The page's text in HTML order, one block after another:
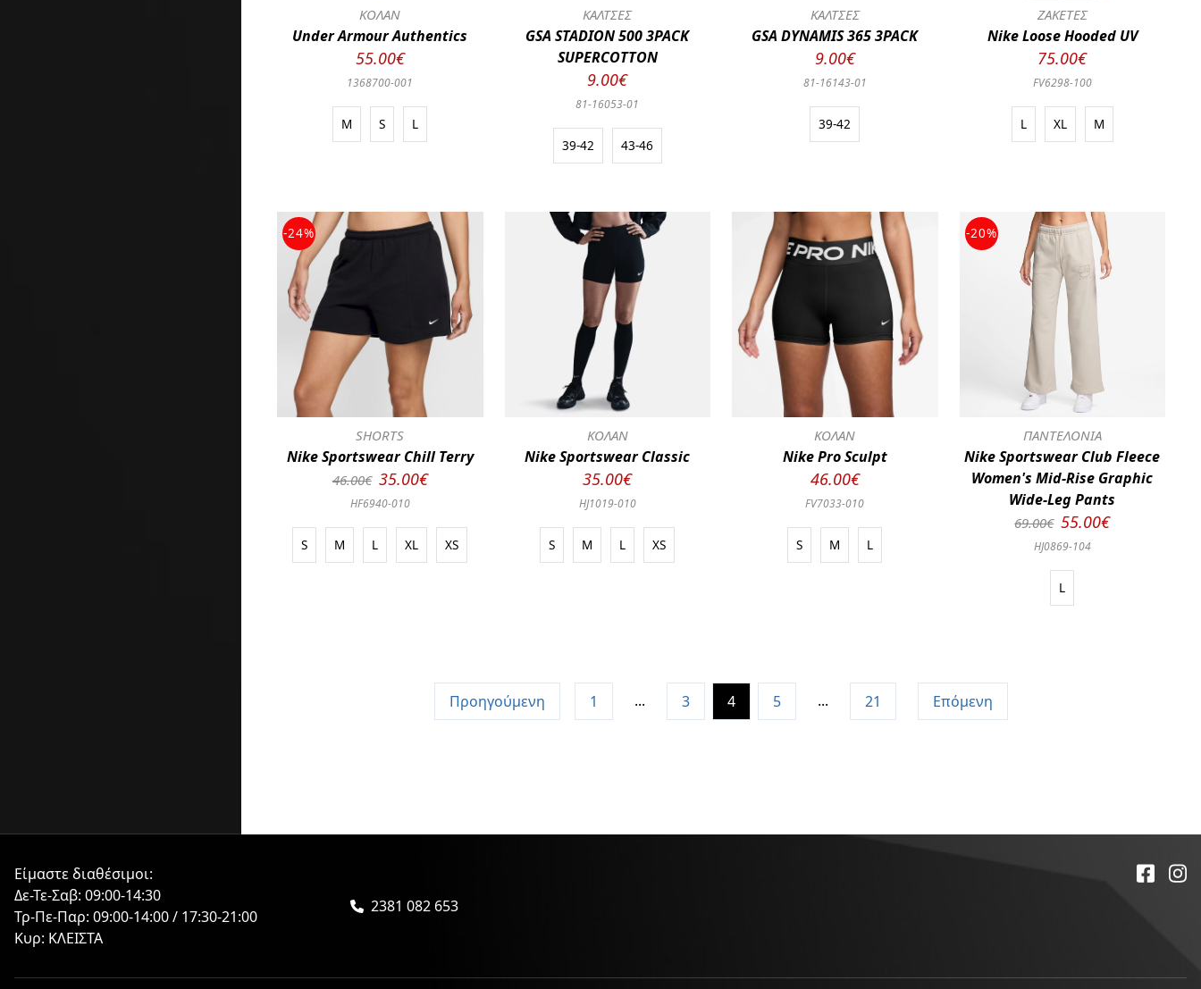
ΚΟΛΑΝ
Under Armour Authentics
55.00€
1368700-001
M S L
ΚΑΛΤΣΕΣ
GSA STADION 500 3PACK
SUPERCOTTON
9.00€
81-16053-01
39-42 43-46
ΚΑΛΤΣΕΣ
GSA DYNAMIS 365 3PACK
9.00€
81-16143-01
39-42
ΖΑΚΕΤΕΣ
Nike Loose Hooded UV
75.00€
FV6298-100
L XL M
-24%
SHORTS
Nike Sportswear Chill Terry
46.00€ 35.00€
HF6940-010
S M L XL XS
ΚΟΛΑΝ
Nike Sportswear Classic
35.00€
HJ1019-010
S M L XS
ΚΟΛΑΝ
Nike Pro Sculpt
46.00€
FV7033-010
S M L
-20%
ΠΑΝΤΕΛΟΝΙΑ
Nike Sportswear Club Fleece
Women's Mid-Rise Graphic
Wide-Leg Pants
69.00€ 55.00€
HJ0869-104
L
Προηγούμενη 1 ... 3 4 5 ... 21 Επόμενη
Είμαστε διαθέσιμοι:
Δε-Τε-Σαβ: 09:00-14:30
Τρ-Πε-Παρ: 09:00-14:00 / 17:30-21:00
Κυρ: ΚΛΕΙΣΤΑ
2381 082 653